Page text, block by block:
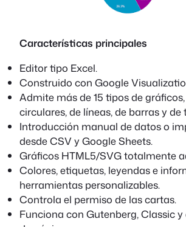
Características principales
Editor tipo Excel.
Construido con Google
Admite más de 15 tipos de
circulares, de líneas, de barras y de
Introducción manual de datos o
desde CSV y Google Sheets.
Gráficos HTML5/SVG totalmente
Colores, etiquetas, leyendas e
herramientas personalizables.
Controla el permiso de las cartas.
Funciona con Gutenberg, Classic